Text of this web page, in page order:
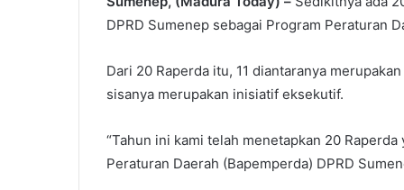
DPRD Sumenep sebagai Program Peraturan
Dari 20 Raperda itu, 11 diantaranya
sisanya merupakan inisiatif eksekutif.
“Tahun ini kami telah menetapkan 20
Peraturan Daerah (Bapemperda) DPRD